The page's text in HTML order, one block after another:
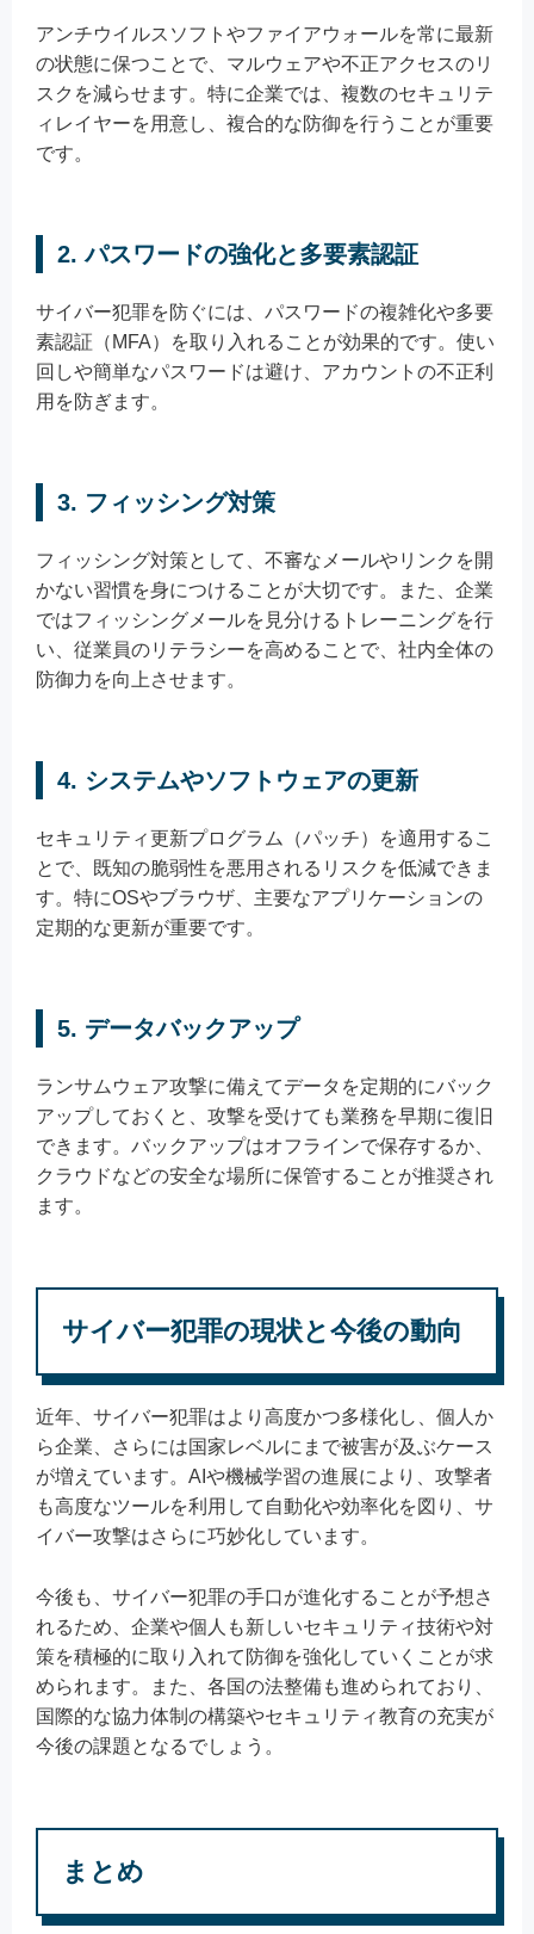
アンチウイルスソフトやファイアウォールを常に最新
の状態に保つことで、マルウェアや不正アクセスのリ
スクを減らせます。特に企業では、複数のセキュリテ
ィレイヤーを用意し、複合的な防御を行うことが重要
です。
2. パスワードの強化と多要素認証
サイバー犯罪を防ぐには、パスワードの複雑化や多要
素認証（MFA）を取り入れることが効果的です。使い
回しや簡単なパスワードは避け、アカウントの不正利
用を防ぎます。
3. フィッシング対策
フィッシング対策として、不審なメールやリンクを開
かない習慣を身につけることが大切です。また、企業
ではフィッシングメールを見分けるトレーニングを行
い、従業員のリテラシーを高めることで、社内全体の
防御力を向上させます。
4. システムやソフトウェアの更新
セキュリティ更新プログラム（パッチ）を適用するこ
とで、既知の脆弱性を悪用されるリスクを低減できま
す。特にOSやブラウザ、主要なアプリケーションの
定期的な更新が重要です。
5. データバックアップ
ランサムウェア攻撃に備えてデータを定期的にバック
アップしておくと、攻撃を受けても業務を早期に復旧
できます。バックアップはオフラインで保存するか、
クラウドなどの安全な場所に保管することが推奨され
ます。
サイバー犯罪の現状と今後の動向
近年、サイバー犯罪はより高度かつ多様化し、個人か
ら企業、さらには国家レベルにまで被害が及ぶケース
が増えています。AIや機械学習の進展により、攻撃者
も高度なツールを利用して自動化や効率化を図り、サ
イバー攻撃はさらに巧妙化しています。
今後も、サイバー犯罪の手口が進化することが予想さ
れるため、企業や個人も新しいセキュリティ技術や対
策を積極的に取り入れて防御を強化していくことが求
められます。また、各国の法整備も進められており、
国際的な協力体制の構築やセキュリティ教育の充実が
今後の課題となるでしょう。
まとめ